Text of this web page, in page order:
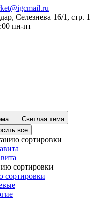
Селезнева 16/1, стр. 1
пн-пт
Светлая тема
все
сортировки
сортировки